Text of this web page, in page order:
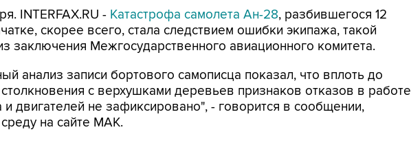
INTERFAX.RU - Катастрофа самолета Ан-28, разбившегося 12
скорее всего, стала следствием ошибки экипажа, такой
заключения Межгосударственного авиационного комитета.
анализ записи бортового самописца показал, что вплоть до
с верхушками деревьев признаков отказов в работе
и двигателей не зафиксировано", - говорится в сообщении,
на сайте МАК.